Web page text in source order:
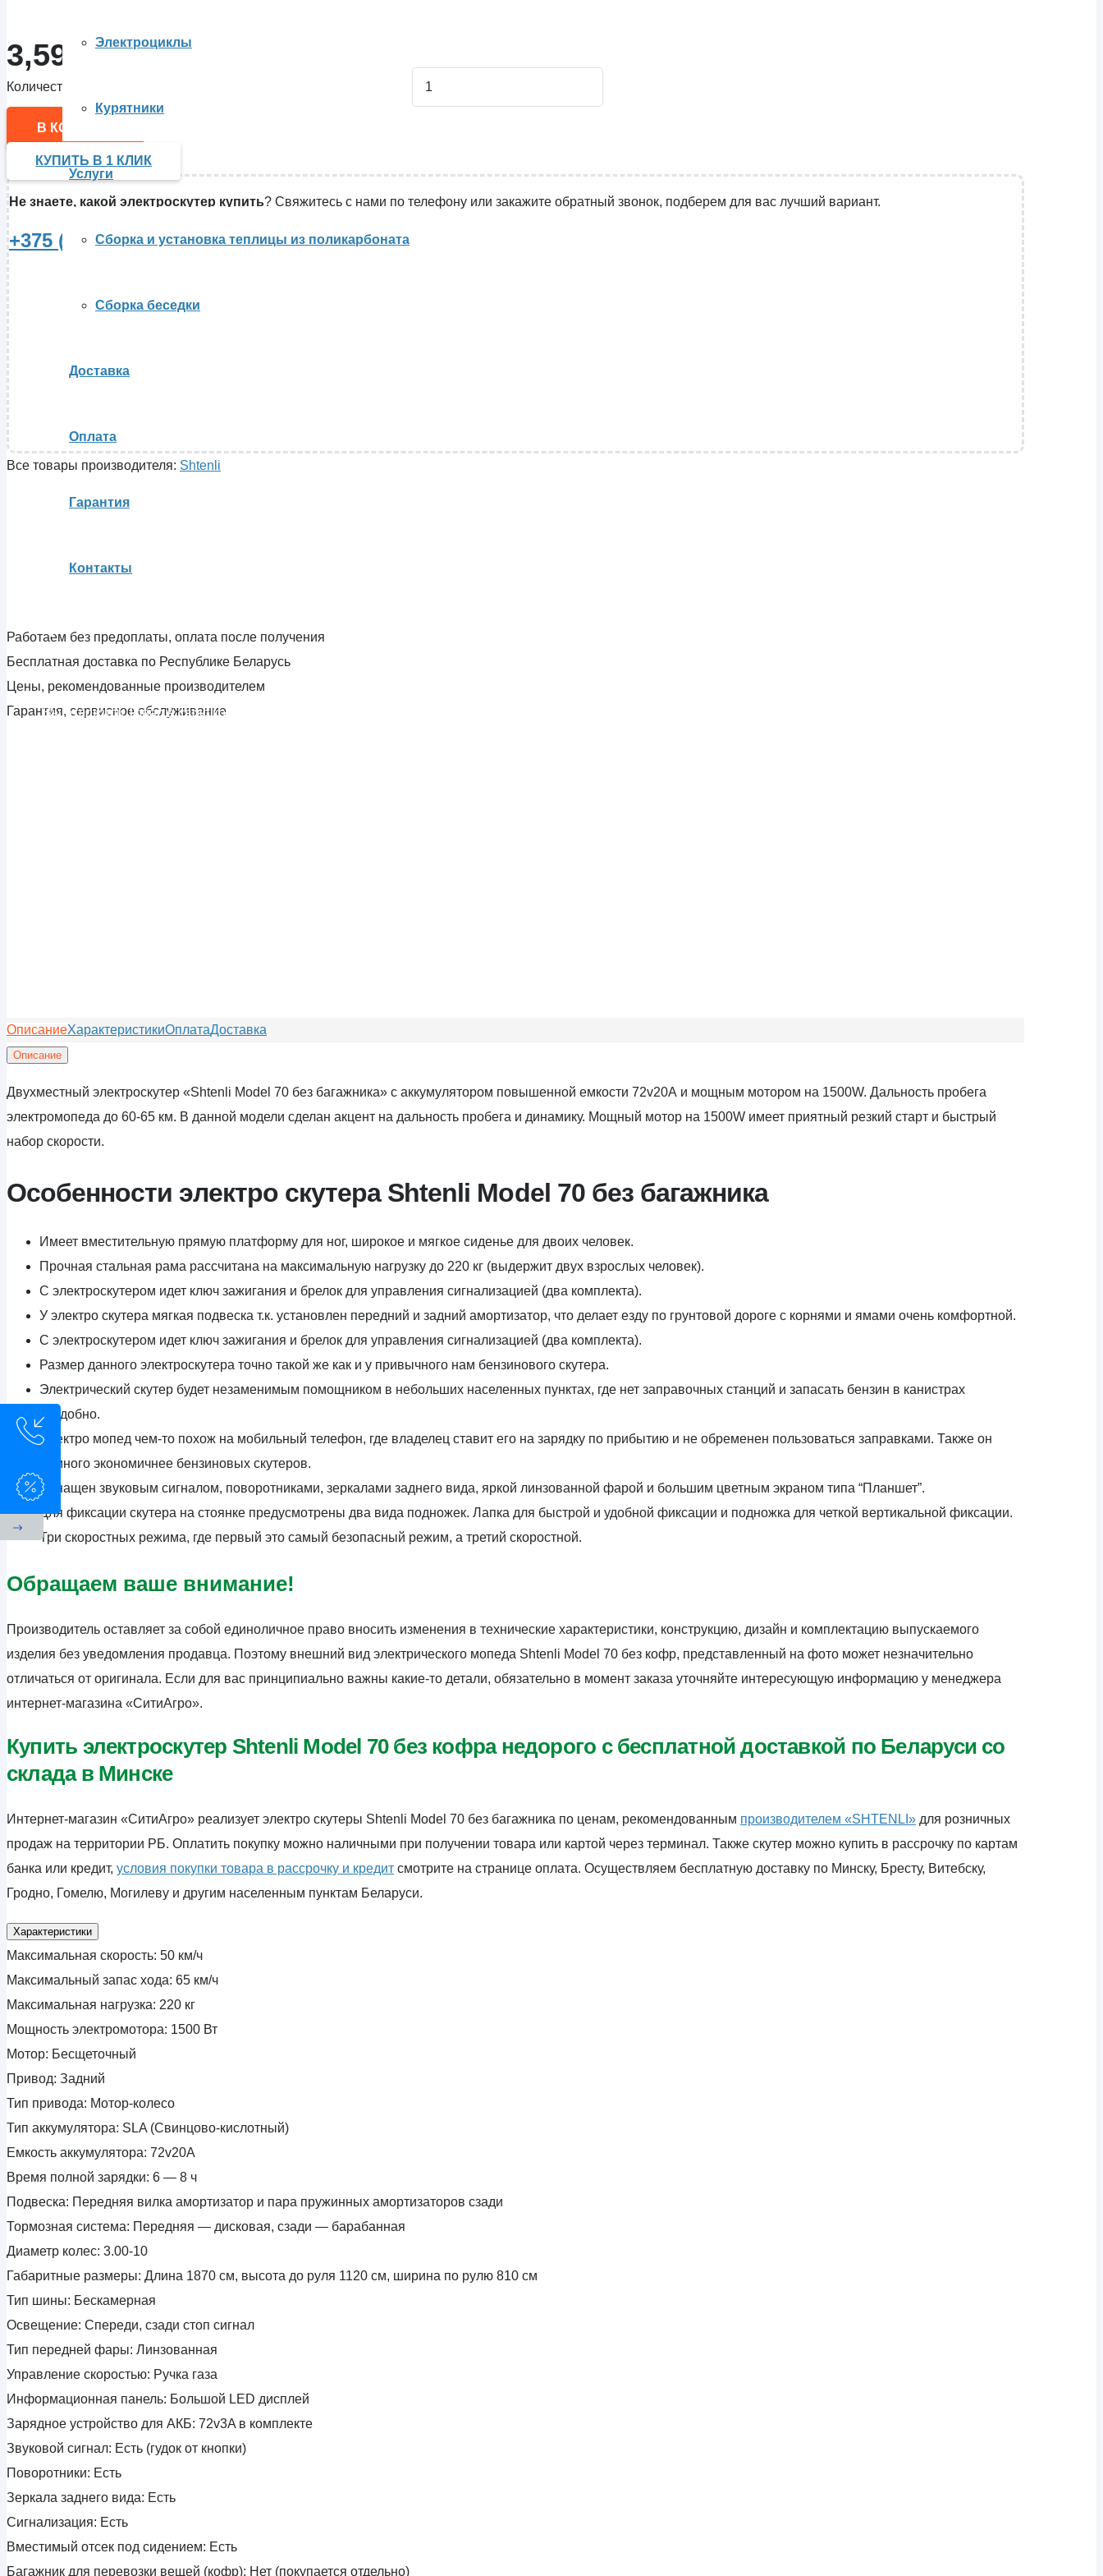
Электроциклы
Курятники
Услуги
Сборка и установка теплицы из поликарбоната
Сборка беседки
Доставка
Оплата
Гарантия
Контакты
Вы отложилиТоварв свою корзину.
3,590.00Br
Количество товара Электроскутер Shtenli Model 70 без багажника
В КОРЗИНУ
КУПИТЬ В 1 КЛИК
Не знаете, какой электроскутер купить? Свяжитесь с нами по телефону или закажите обратный звонок, подберем для вас лучший вариант.
+375 (29) 80-28-465
Все товары производителя: Shtenli
Работаем без предоплаты, оплата после получения
Бесплатная доставка по Республике Беларусь
Цены, рекомендованные производителем
Гарантия, сервисное обслуживание
ОписаниеХарактеристикиОплатаДоставка
Описание
Двухместный электроскутер «Shtenli Model 70 без багажника» с аккумулятором повышенной емкости 72v20А и мощным мотором на 1500W. Дальность пробега
электромопеда до 60-65 км. В данной модели сделан акцент на дальность пробега и динамику. Мощный мотор на 1500W имеет приятный резкий старт и быстрый
набор скорости.
Особенности электро скутера Shtenli Model 70 без багажника
Имеет вместительную прямую платформу для ног, широкое и мягкое сиденье для двоих человек.
Прочная стальная рама рассчитана на максимальную нагрузку до 220 кг (выдержит двух взрослых человек).
С электроскутером идет ключ зажигания и брелок для управления сигнализацией (два комплекта).
У электро скутера мягкая подвеска т.к. установлен передний и задний амортизатор, что делает езду по грунтовой дороге с корнями и ямами очень комфортной.
С электроскутером идет ключ зажигания и брелок для управления сигнализацией (два комплекта).
Размер данного электроскутера точно такой же как и у привычного нам бензинового скутера.
Электрический скутер будет незаменимым помощником в небольших населенных пунктах, где нет заправочных станций и запасать бензин в канистрах
неудобно.
Электро мопед чем-то похож на мобильный телефон, где владелец ставит его на зарядку по прибытию и не обременен пользоваться заправками. Также он
намного экономичнее бензиновых скутеров.
Оснащен звуковым сигналом, поворотниками, зеркалами заднего вида, яркой линзованной фарой и большим цветным экраном типа “Планшет”.
Для фиксации скутера на стоянке предусмотрены два вида подножек. Лапка для быстрой и удобной фиксации и подножка для четкой вертикальной фиксации.
Три скоростных режима, где первый это самый безопасный режим, а третий скоростной.
Обращаем ваше внимание!
Производитель оставляет за собой единоличное право вносить изменения в технические характеристики, конструкцию, дизайн и комплектацию выпускаемого
изделия без уведомления продавца. Поэтому внешний вид электрического мопеда Shtenli Model 70 без кофр, представленный на фото может незначительно
отличаться от оригинала. Если для вас принципиально важны какие-то детали, обязательно в момент заказа уточняйте интересующую информацию у менеджера
интернет-магазина «СитиАгро».
Купить электроскутер Shtenli Model 70 без кофра недорого с бесплатной доставкой по Беларуси со
склада в Минске
Интернет-магазин «СитиАгро» реализует электро скутеры Shtenli Model 70 без багажника по ценам, рекомендованным производителем «SHTENLI» для розничных
продаж на территории РБ. Оплатить покупку можно наличными при получении товара или картой через терминал. Также скутер можно купить в рассрочку по картам
банка или кредит, условия покупки товара в рассрочку и кредит смотрите на странице оплата. Осуществляем бесплатную доставку по Минску, Бресту, Витебску,
Гродно, Гомелю, Могилеву и другим населенным пунктам Беларуси.
Характеристики
Максимальная скорость: 50 км/ч
Максимальный запас хода: 65 км/ч
Максимальная нагрузка: 220 кг
Мощность электромотора: 1500 Вт
Мотор: Бесщеточный
Привод: Задний
Тип привода: Мотор-колесо
Тип аккумулятора: SLA (Свинцово-кислотный)
Емкость аккумулятора: 72v20A
Время полной зарядки: 6 — 8 ч
Подвеска: Передняя вилка амортизатор и пара пружинных амортизаторов сзади
Тормозная система: Передняя — дисковая, сзади — барабанная
Диаметр колес: 3.00-10
Габаритные размеры: Длина 1870 см, высота до руля 1120 см, ширина по рулю 810 см
Тип шины: Бескамерная
Освещение: Спереди, сзади стоп сигнал
Тип передней фары: Линзованная
Управление скоростью: Ручка газа
Информационная панель: Большой LED дисплей
Зарядное устройство для АКБ: 72v3A в комплекте
Звуковой сигнал: Есть (гудок от кнопки)
Поворотники: Есть
Зеркала заднего вида: Есть
Сигнализация: Есть
Вместимый отсек под сидением: Есть
Багажник для перевозки вещей (кофр): Нет (покупается отдельно)